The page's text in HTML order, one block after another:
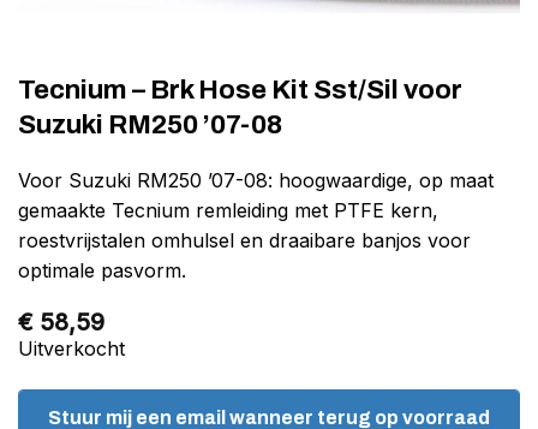
Tecnium – Brk Hose Kit Sst/Sil voor
Suzuki RM250 ’07-08
Voor Suzuki RM250 ’07-08: hoogwaardige, op maat
gemaakte Tecnium remleiding met PTFE kern,
roestvrijstalen omhulsel en draaibare banjos voor
optimale pasvorm.
€ 58,59
Uitverkocht
Stuur mij een email wanneer terug op voorraad